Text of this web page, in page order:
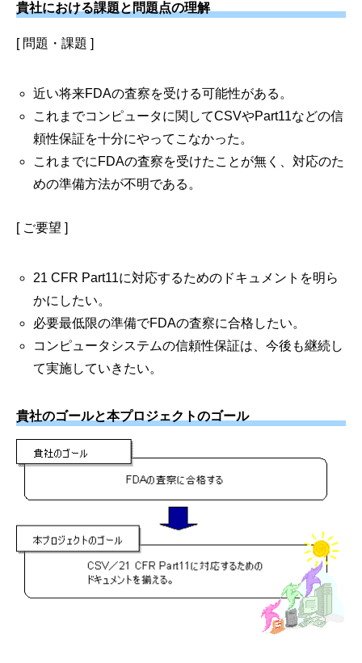
貴社における課題と問題点の理解
[ 問題・課題 ]
近い将来FDAの査察を受ける可能性がある。
これまでコンピュータに関してCSVやPart11などの信
頼性保証を十分にやってこなかった。
これまでにFDAの査察を受けたことが無く、対応のた
めの準備方法が不明である。
[ ご要望 ]
21 CFR Part11に対応するためのドキュメントを明ら
かにしたい。
必要最低限の準備でFDAの査察に合格したい。
コンピュータシステムの信頼性保証は、今後も継続し
て実施していきたい。
貴社のゴールと本プロジェクトのゴール